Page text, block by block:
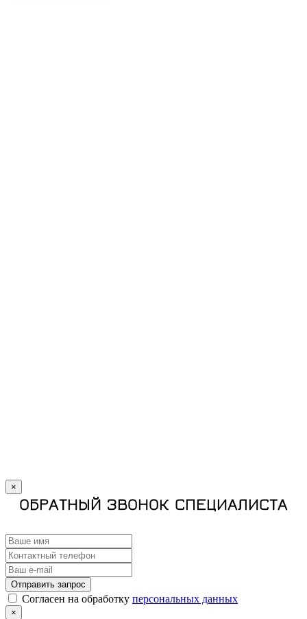
×
ОБРАТНЫЙ ЗВОНОК СПЕЦИАЛИСТА
Отправить запрос
Cогласен на обработку персональных данных
×